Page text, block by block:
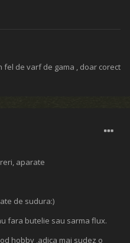
fel de varf de gama , doar corect
aparate
de sudura:)
fara butelie sau sarma flux.
hobby ,adica mai sudez o